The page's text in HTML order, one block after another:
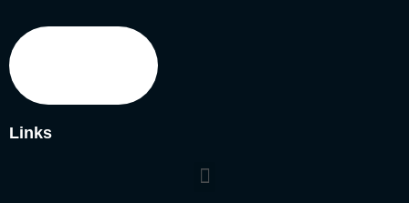
Links
Menu